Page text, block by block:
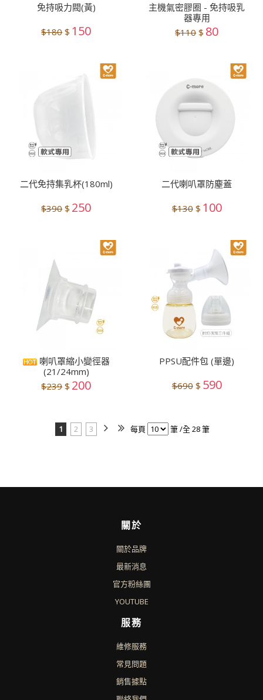
免持吸力閥(黃)
$180$ 150
主機氣密膠圈 - 免持吸乳
器專用
$110$ 80
二代免持集乳杯(180ml)
$390$ 250
二代喇叭罩防塵蓋
$130$ 100
喇叭罩縮小變徑器
(21/24mm)
$239$ 200
PPSU配件包 (單邊)
$690$ 590
1 2 3 每頁 筆 /全 28 筆
關於
關於品牌
最新消息
官方粉絲團
YOUTUBE
服務
維修服務
常見問題
銷售據點